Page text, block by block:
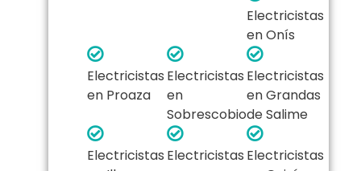
Electricistas
en Onís
Electricistas
en Proaza
Electricistas
en
Sobrescobio
Electricistas
en Grandas
de Salime
Electricistas Electricistas Electricistas